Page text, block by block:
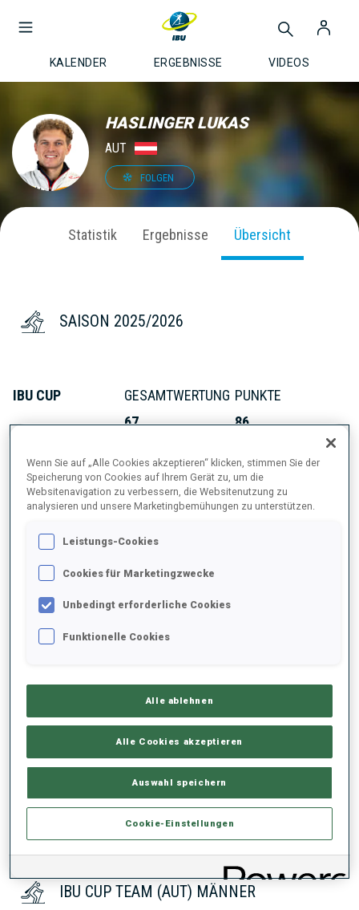
KALENDER ERGEBNISSE VIDEOS
HASLINGER LUKAS
AUT
FOLGEN
Statistik Ergebnisse Übersicht
SAISON 2025/2026
IBU CUP
GESAMTWERTUNG
67
PUNKTE
86
INFO
09 MÄRZ 2003
WELTCUP-DEBUT
IBU CUP TEAM (AUT) MÄNNER
Wenn Sie auf „Alle Cookies akzeptieren“ klicken, stimmen Sie der
Speicherung von Cookies auf Ihrem Gerät zu, um die
Websitenavigation zu verbessern, die Websitenutzung zu
analysieren und unsere Marketingbemühungen zu unterstützen.
Leistungs-Cookies
Cookies für Marketingzwecke
Unbedingt erforderliche Cookies
Funktionelle Cookies
Alle ablehnen
Alle Cookies akzeptieren
Auswahl speichern
Cookie-Einstellungen